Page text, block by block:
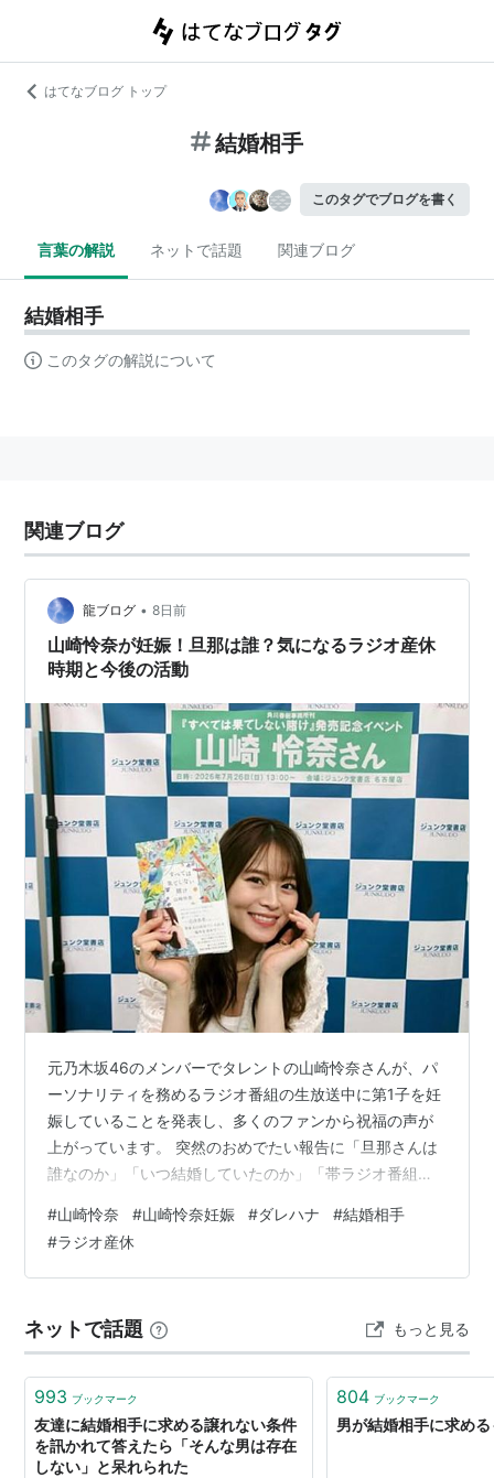
はてなブログ トップ
結婚相手
このタグでブログを書く
言葉の解説 ネットで話題 関連ブログ
結婚相手
このタグの解説について
関連ブログ
龍ブログ • 8日前
山崎怜奈が妊娠！旦那は誰？気になるラジオ産休
時期と今後の活動
元乃木坂46のメンバーでタレントの山崎怜奈さんが、パ
ーソナリティを務めるラジオ番組の生放送中に第1子を妊
娠していることを発表し、多くのファンから祝福の声が
上がっています。 突然のおめでたい報告に「旦那さんは
誰なのか」「いつ結婚していたのか」「帯ラジオ番組の
急増しています。 結論からお伝えすると、お相手の旦那
さんは一般男性とみられ、ラジオ番組の産休に入る時期
は出産予定時期に合わせた秋頃からとなる見通しです。
相、今後のラジオ出演と休演期間、さらにおめでたいニ
ュースに合わせた暮らしの備えについて詳し…
#山崎怜奈 #山崎怜奈妊娠 #ダレハナ #結婚相手
#ラジオ産休
ネットで話題 もっと見る
993 ブックマーク
友達に結婚相手に求める譲れない条件
を訊かれて答えたら「そんな男は存在
しない」と呆れられた
804 ブックマーク
男が結婚相手に求め